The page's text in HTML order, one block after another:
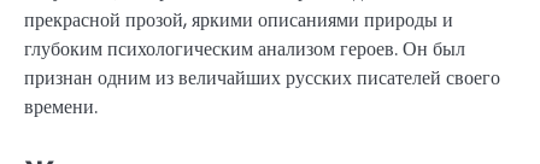
прекрасной прозой, яркими описаниями природы и
глубоким психологическим анализом героев. Он был
признан одним из величайших русских писателей своего
времени.